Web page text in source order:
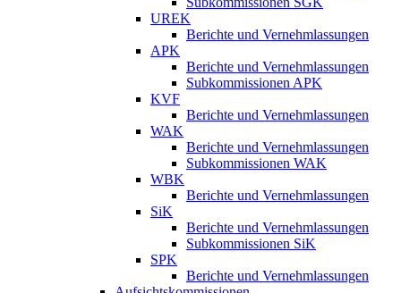
UREK
Berichte und Vernehmlassungen
APK
Berichte und Vernehmlassungen
Subkommissionen APK
KVF
Berichte und Vernehmlassungen
WAK
Berichte und Vernehmlassungen
Subkommissionen WAK
WBK
Berichte und Vernehmlassungen
SiK
Berichte und Vernehmlassungen
Subkommissionen SiK
SPK
Berichte und Vernehmlassungen